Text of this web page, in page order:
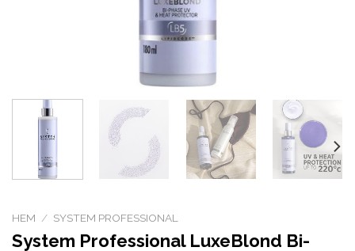
HEM / SYSTEM PROFESSIONAL
System Professional LuxeBlond Bi-